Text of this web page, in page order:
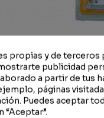
ATO
€
Surtido de
4,22
propias y de terceros
publicidad
a partir de tus
páginas
Puedes aceptar